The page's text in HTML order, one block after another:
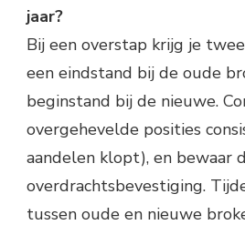
jaar?
Bij een overstap krijg je
een eindstand bij de oude
beginstand bij de nieuwe.
overgehevelde posities
aandelen klopt), en bewaar
overdrachtsbevestiging.
tussen oude en nieuwe